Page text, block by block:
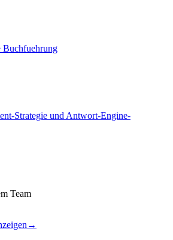
Buchfuehrung
Strategie und Antwort-Engine-
Team
→